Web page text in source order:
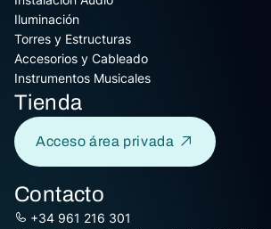
Iluminación
Torres y Estructuras
Accesorios y Cableado
Instrumentos Musicales
Tienda
Acceso área privada
Contacto
+34 961 216 301